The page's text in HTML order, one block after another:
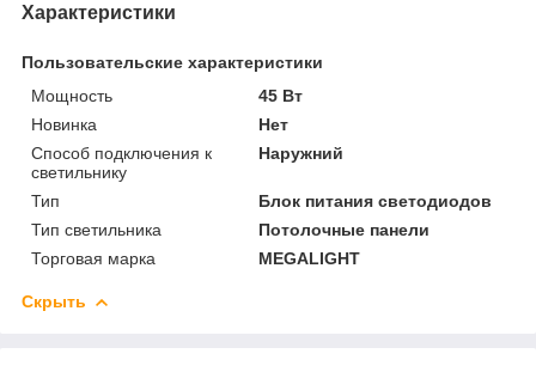
Характеристики
Пользовательские характеристики
Мощность
45 Вт
Новинка
Нет
Способ подключения к
светильнику
Наружний
Тип
Блок питания светодиодов
Тип светильника
Потолочные панели
Торговая марка
MEGALIGHT
Скрыть